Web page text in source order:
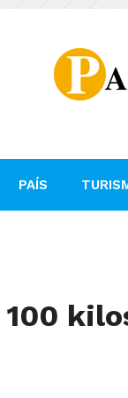
PAÍS